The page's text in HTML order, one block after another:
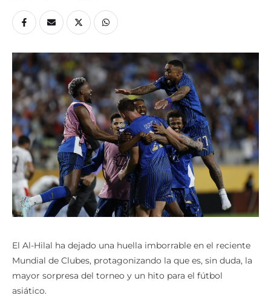
El Al-Hilal ha dejado una huella imborrable en el reciente
Mundial de Clubes, protagonizando la que es, sin duda, la
mayor sorpresa del torneo y un hito para el fútbol
asiático.